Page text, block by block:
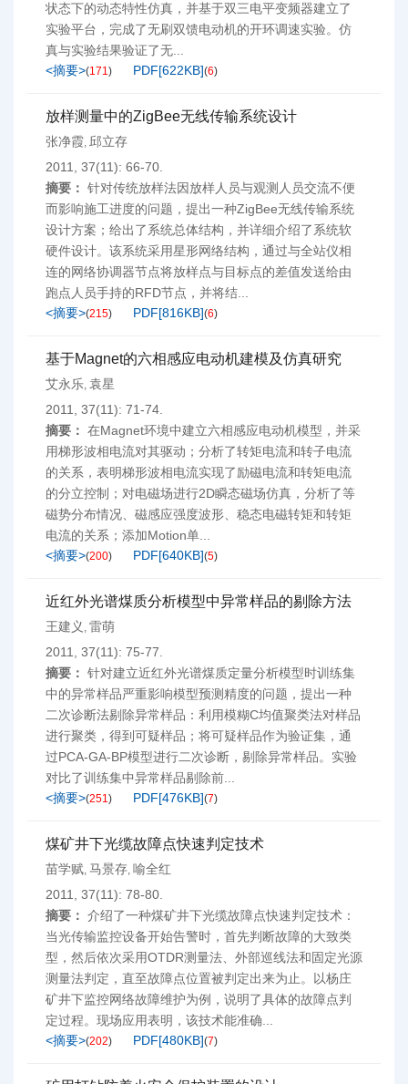
状态下的动态特性仿真，并基于双三电平变频器建立了
实验平台，完成了无刷双馈电动机的开环调速实验。仿
真与实验结果验证了无...
<摘要>(171) PDF[622KB](6)
放样测量中的ZigBee无线传输系统设计
张净霞, 邱立存
2011, 37(11): 66-70.
摘要： 针对传统放样法因放样人员与观测人员交流不便
而影响施工进度的问题，提出一种ZigBee无线传输系统
设计方案；给出了系统总体结构，并详细介绍了系统软
硬件设计。该系统采用星形网络结构，通过与全站仪相
连的网络协调器节点将放样点与目标点的差值发送给由
跑点人员手持的RFD节点，并将结...
<摘要>(215) PDF[816KB](6)
基于Magnet的六相感应电动机建模及仿真研究
艾永乐, 袁星
2011, 37(11): 71-74.
摘要： 在Magnet环境中建立六相感应电动机模型，并采
用梯形波相电流对其驱动；分析了转矩电流和转子电流
的关系，表明梯形波相电流实现了励磁电流和转矩电流
的分立控制；对电磁场进行2D瞬态磁场仿真，分析了等
磁势分布情况、磁感应强度波形、稳态电磁转矩和转矩
电流的关系；添加Motion单...
<摘要>(200) PDF[640KB](5)
近红外光谱煤质分析模型中异常样品的剔除方法
王建义 , 雷萌
2011, 37(11): 75-77.
摘要： 针对建立近红外光谱煤质定量分析模型时训练集
中的异常样品严重影响模型预测精度的问题，提出一种
二次诊断法剔除异常样品：利用模糊C均值聚类法对样品
进行聚类，得到可疑样品；将可疑样品作为验证集，通
过PCA-GA-BP模型进行二次诊断，剔除异常样品。实验
对比了训练集中异常样品剔除前...
<摘要>(251) PDF[476KB](7)
煤矿井下光缆故障点快速判定技术
苗学赋, 马景存, 喻全红
2011, 37(11): 78-80.
摘要： 介绍了一种煤矿井下光缆故障点快速判定技术：
当光传输监控设备开始告警时，首先判断故障的大致类
型，然后依次采用OTDR测量法、外部巡线法和固定光源
测量法判定，直至故障点位置被判定出来为止。以杨庄
矿井下监控网络故障维护为例，说明了具体的故障点判
定过程。现场应用表明，该技术能准确...
<摘要>(202) PDF[480KB](7)